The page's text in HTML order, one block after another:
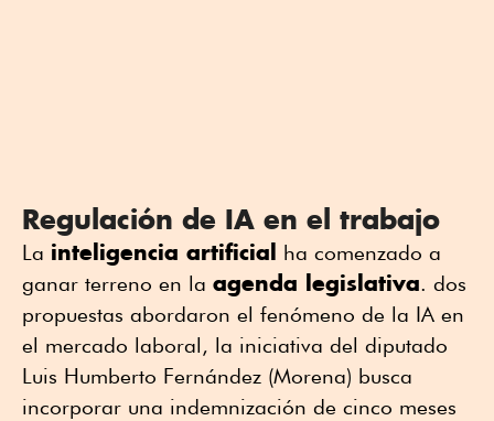
Regulación de IA en el trabajo
La inteligencia artificial
ha comenzado a
ganar terreno en la agenda legislativa. dos
propuestas abordaron el fenómeno de la IA en
el mercado laboral, la iniciativa del diputado
Luis Humberto Fernández (Morena) busca
incorporar una indemnización de cinco meses